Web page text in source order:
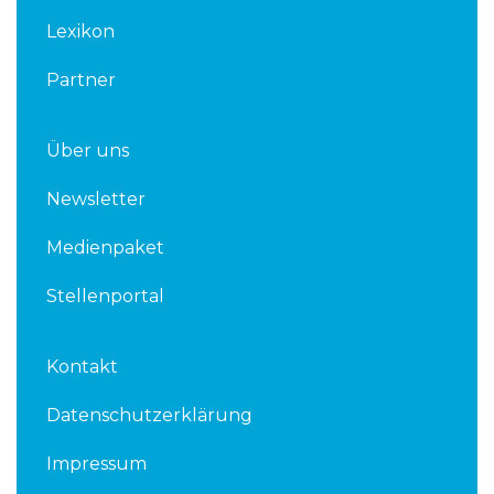
Lexikon
Partner
Über uns
Newsletter
Medienpaket
Stellenportal
Kontakt
Datenschutzerklärung
Impressum